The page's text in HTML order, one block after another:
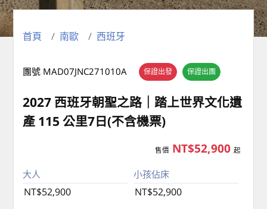
首頁 南歐 西班牙
保證出發 保證出團
團號 MAD07JNC271010A
2027 西班牙朝聖之路｜踏上世界文化遺
產 115 公里7日(不含機票)
售價 NT$52,900 起
大人
NT$52,900
小孩佔床
NT$52,900